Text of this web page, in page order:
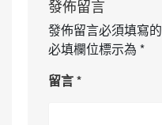
發佈留言
發佈留言必須填寫
必填欄位標示為 *
留言*